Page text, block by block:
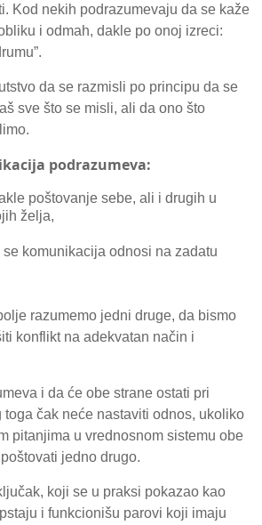
Kod nekih podrazumevaju da se kaže
i odmah, dakle po onoj izreci:
da se razmisli po principu da se
sve što se misli, ali da ono što
podrazumeva:
poštovanje sebe, ali i drugih u
želja,
se komunikacija odnosi na zadatu
razumemo jedni druge, da bismo
konflikt na adekvatan način i
i da će obe strane ostati pri
toga čak neće nastaviti odnos, ukoliko
pitanjima u vrednosnom sistemu obe
jedno drugo.
koji se u praksi pokazao kao
i funkcionišu parovi koji imaju